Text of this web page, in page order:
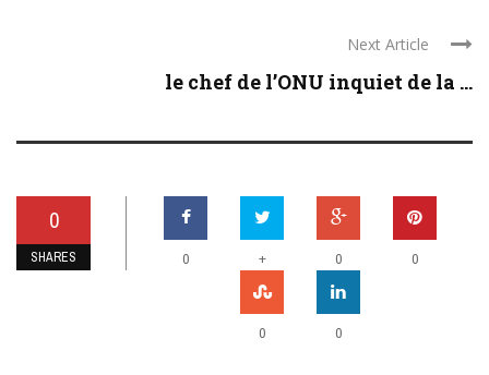
Next Article
le chef de l’ONU inquiet de la ...
0
SHARES 0 + 0 0
0 0